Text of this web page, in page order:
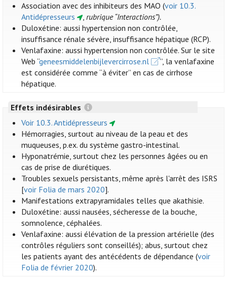
Association avec des inhibiteurs des MAO (voir 10.3.
Antidépresseurs
, rubrique “Interactions”).
Duloxétine: aussi hypertension non contrôlée,
insuffisance rénale sévère, insuffisance hépatique (RCP).
Venlafaxine: aussi hypertension non contrôlée. Sur le site
Web “geneesmiddelenbijlevercirrose.nl
”, la venlafaxine
est considérée comme “à éviter” en cas de cirrhose
hépatique.
Effets indésirables
Voir 10.3. Antidépresseurs
Hémorragies, surtout au niveau de la peau et des
muqueuses, p.ex. du système gastro-intestinal.
Hyponatrémie, surtout chez les personnes âgées ou en
cas de prise de diurétiques.
Troubles sexuels persistants, même après l'arrêt des ISRS
[voir Folia de mars 2020].
Manifestations extrapyramidales telles que akathisie.
Duloxétine: aussi nausées, sécheresse de la bouche,
somnolence, céphalées.
Venlafaxine: aussi élévation de la pression artérielle (des
contrôles réguliers sont conseillés); abus, surtout chez
les patients ayant des antécédents de dépendance (voir
Folia de février 2020).